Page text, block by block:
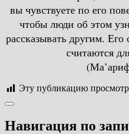
вы чувствуете по его
чтобы люди об этом
рассказывать другим.
считаются
Эту публикацию
Навигация по